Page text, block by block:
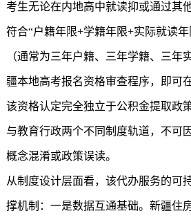
考生无论在内地高中就读抑或通过其
符合“户籍年限+学籍年限+实际就读
（通常为三年户籍、三年学籍、三年
疆本地高考报名资格审查程序，即可
该资格认定完全独立于公积金提取政
与教育行政两个不同制度轨道，不可
概念混淆或政策误读。
从制度设计层面看，该代办服务的可
撑机制：一是数据互通基础。 新疆住